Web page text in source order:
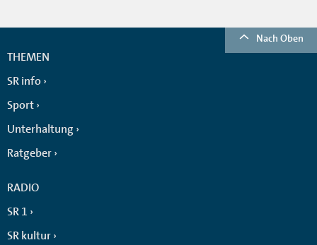
Nach Oben
THEMEN
SR info
Sport
Unterhaltung
Ratgeber
RADIO
SR 1
SR kultur